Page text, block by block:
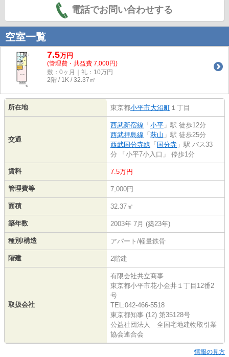
電話でお問い合わせする
空室一覧
7.5万円
(管理費・共益費 7,000円)
敷：0ヶ月｜礼：10万円
2階 / 1K / 32.37㎡
所在地 東京都小平市大沼町 １丁目
交通
西武新宿線 「 小平 」駅 徒歩12分
西武拝島線 「 萩山 」駅 徒歩25分
西武国分寺線 「 国分寺 」駅 バス33
分 「小平7小入口」 停歩1分
賃料 7.5万円
管理費等 7,000円
面積 32.37㎡
築年数 2003年 7月 (築23年)
種別/構造 アパート/軽量鉄骨
階建 2階建
取扱会社
有限会社共立商事
東京都小平市花小金井１丁目12番2
号
TEL:042-466-5518
東京都知事 (12) 第35128号
公益社団法人 全国宅地建物取引業
協会連合会
情報の見方